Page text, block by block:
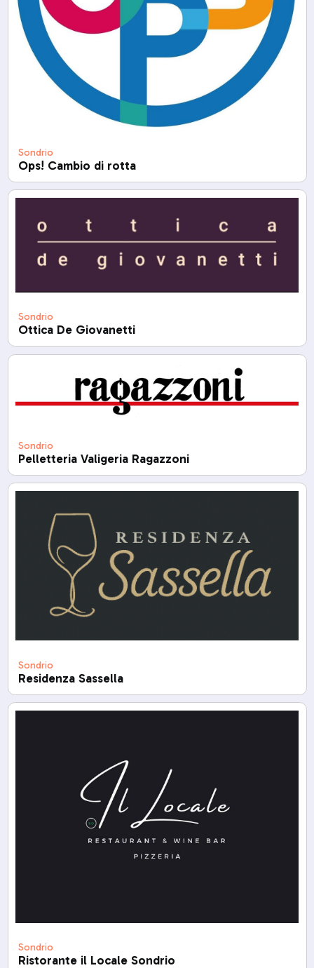
Sondrio
Ops! Cambio di rotta
Sondrio
Ottica De Giovanetti
Sondrio
Pelletteria Valigeria Ragazzoni
Sondrio
Residenza Sassella
Sondrio
Ristorante il Locale Sondrio